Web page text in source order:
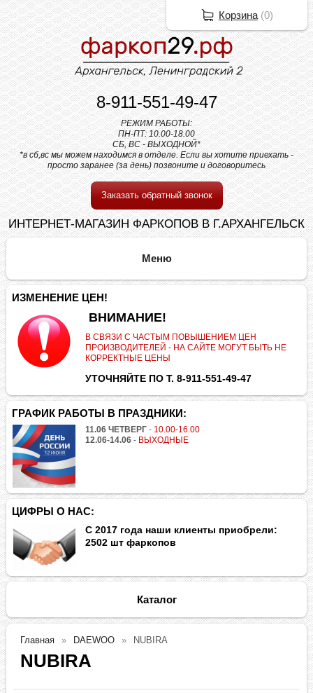
8-911-551-49-47
РЕЖИМ РАБОТЫ:
ПН-ПТ: 10.00-18.00
СБ, ВС - ВЫХОДНОЙ*
*в сб,вс мы можем находимся в отделе. Если вы хотите приехать -
просто заранее (за день) позвоните и договоритесь
Заказать обратный звонок
ИНТЕРНЕТ-МАГАЗИН ФАРКОПОВ В Г.АРХАНГЕЛЬСК
ИЗМЕНЕНИЕ ЦЕН!
ВНИМАНИЕ!
В СВЯЗИ С ЧАСТЫМ ПОВЫШЕНИЕМ ЦЕН
ПРОИЗВОДИТЕЛЕЙ - НА САЙТЕ МОГУТ БЫТЬ НЕ
КОРРЕКТНЫЕ ЦЕНЫ
УТОЧНЯЙТЕ ПО Т. 8-911-551-49-47
ГРАФИК РАБОТЫ В ПРАЗДНИКИ:
11.06 ЧЕТВЕРГ - 10.00-16.00
12.06-14.06 - ВЫХОДНЫЕ
ЦИФРЫ О НАС:
С 2017 года наши клиенты приобрели:
2502 шт фаркопов
Каталог
Главная DAEWOO NUBIRA
NUBIRA
Корзина(0)